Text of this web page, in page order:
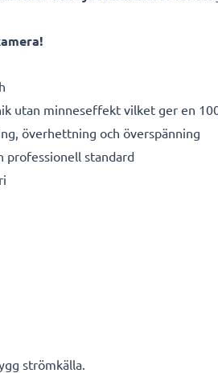
utan minneseffekt vilket ger en
överhettning och överspänning
professionell standard
strömkälla.